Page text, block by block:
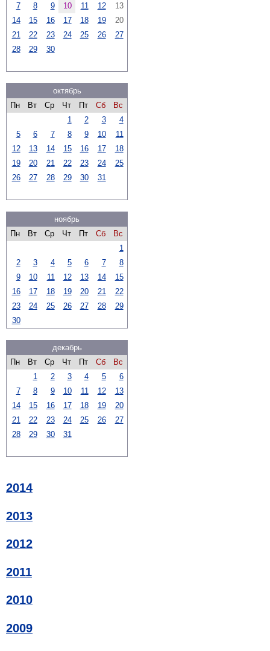
7
8 9 10 11 12
13
14
15 16 17 18 19
20
21
22 23 24 25 26
27
28
29 30
октябрь
Пн
Вт Ср Чт Пт Сб
Вс
1
2 3
4
5
6 7 8 9 10
11
12
13 14 15 16 17
18
19
20 21 22 23 24
25
26
27 28 29 30 31
ноябрь
Пн
Вт Ср Чт Пт Сб
Вс
1
2
3 4 5 6 7
8
9
10 11 12 13 14
15
16
17 18 19 20 21
22
23
24 25 26 27 28
29
30
декабрь
Пн
Вт Ср Чт Пт Сб
Вс
1
2 3 4 5
6
7
8 9 10 11 12
13
14
15 16 17 18 19
20
21
22 23 24 25 26
27
28
29 30 31
2014
2013
2012
2011
2010
2009